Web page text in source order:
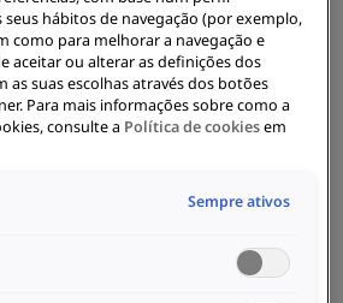
importante é que os
dos veículos
experimentar
o que a MOON pode
a mobilidade elétrica.
hábitos de navegação (por exemplo,
como para melhorar a navegação e
aceitar ou alterar as definições dos
as suas escolhas através dos botões
Para mais informações sobre como a
consulte a Política de cookiesem
Sempre ativos